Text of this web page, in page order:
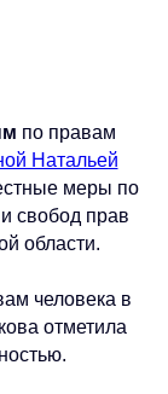
по правам
Натальей
меры по
свобод прав
области.
человека в
отметила